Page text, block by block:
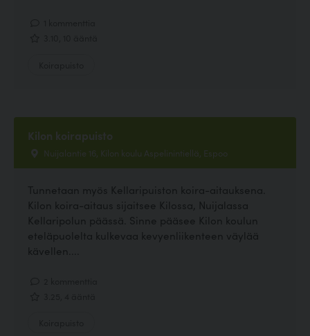
Kilon koirapuisto
Nuijalantie 16, Kilon koulu Aspelinintiellä, Espoo
Tunnetaan myös Kellaripuiston koira-aitauksena.
Kilon koira-aitaus sijaitsee Kilossa, Nuijalassa
Kellaripolun päässä. Sinne pääsee Kilon koulun
eteläpuolelta kulkevaa kevyenliikenteen väylää
kävellen....